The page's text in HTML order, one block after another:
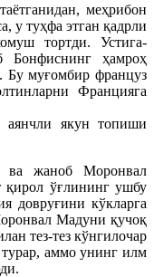
меҳрибон
у туҳфа этган қадрли
тортди. Устига-
Бонфиснинг ҳамроҳ
Бу муғомбир француз
Францияга
аянчли якун топиши
ва жаноб Моронвал
қирол ўғлининг ушбу
довруғини кўкларга
Мадуни қучоқ
тез-тез кўнгилочар
аммо унинг илм